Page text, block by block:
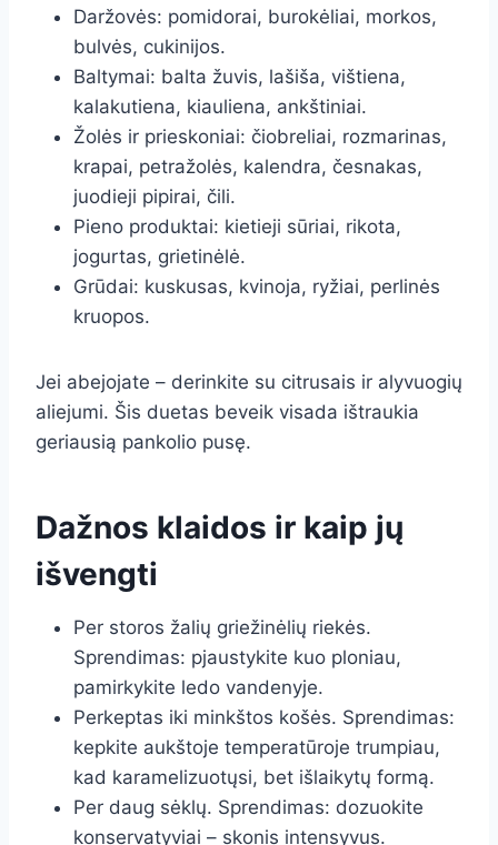
Daržovės: pomidorai, burokėliai, morkos,
bulvės, cukinijos.
Baltymai: balta žuvis, lašiša, vištiena,
kalakutiena, kiauliena, ankštiniai.
Žolės ir prieskoniai: čiobreliai, rozmarinas,
krapai, petražolės, kalendra, česnakas,
juodieji pipirai, čili.
Pieno produktai: kietieji sūriai, rikota,
jogurtas, grietinėlė.
Grūdai: kuskusas, kvinoja, ryžiai, perlinės
kruopos.
Jei abejojate – derinkite su citrusais ir alyvuogių
aliejumi. Šis duetas beveik visada ištraukia
geriausią pankolio pusę.
Dažnos klaidos ir kaip jų
išvengti
Per storos žalių griežinėlių riekės.
Sprendimas: pjaustykite kuo ploniau,
pamirkykite ledo vandenyje.
Perkeptas iki minkštos košės. Sprendimas:
kepkite aukštoje temperatūroje trumpiau,
kad karamelizuotųsi, bet išlaikytų formą.
Per daug sėklų. Sprendimas: dozuokite
konservatyviai – skonis intensyvus.